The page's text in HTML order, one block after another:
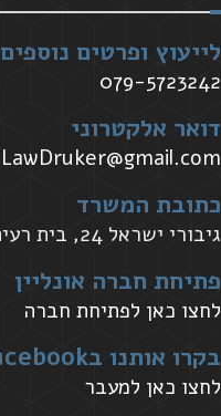
לייעוץ ופרטים נוספים
079-5723242
דואר אלקטרוני
LawDruker@gmail.com
כתובת המשרד
גיבורי ישראל 24, בית רעים, נתניה
פתיחת חברה אונליין
לחצו כאן לפתיחת חברה
בקרו אותנו בfacebook
לחצו כאן למעבר